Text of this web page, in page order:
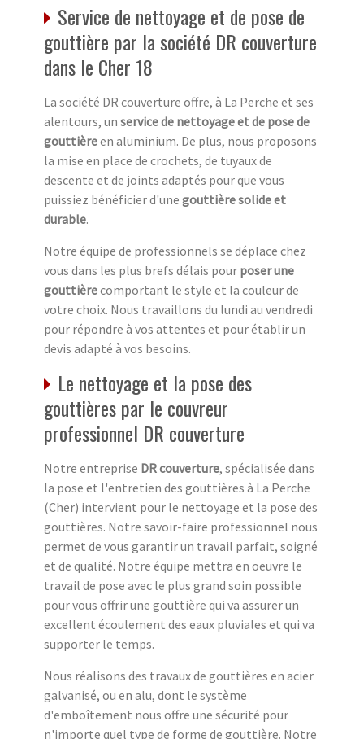
Service de nettoyage et de pose de
gouttière par la société DR couverture
dans le Cher 18
La société DR couverture offre, à La Perche et ses
alentours, un service de nettoyage et de pose de
gouttièreen aluminium. De plus, nous proposons
la mise en place de crochets, de tuyaux de
descente et de joints adaptés pour que vous
puissiez bénéficier d'une gouttière solide et
durable.
Notre équipe de professionnels se déplace chez
vous dans les plus brefs délais pour poser une
gouttièrecomportant le style et la couleur de
votre choix. Nous travaillons du lundi au vendredi
pour répondre à vos attentes et pour établir un
devis adapté à vos besoins.
Le nettoyage et la pose des
gouttières par le couvreur
professionnel DR couverture
Notre entreprise DR couverture, spécialisée dans
la pose et l'entretien des gouttières à La Perche
(Cher) intervient pour le nettoyage et la pose des
gouttières. Notre savoir-faire professionnel nous
permet de vous garantir un travail parfait, soigné
et de qualité. Notre équipe mettra en oeuvre le
travail de pose avec le plus grand soin possible
pour vous offrir une gouttière qui va assurer un
excellent écoulement des eaux pluviales et qui va
supporter le temps.
Nous réalisons des travaux de gouttières en acier
galvanisé, ou en alu, dont le système
d'emboîtement nous offre une sécurité pour
n'importe quel type de forme de gouttière. Notre